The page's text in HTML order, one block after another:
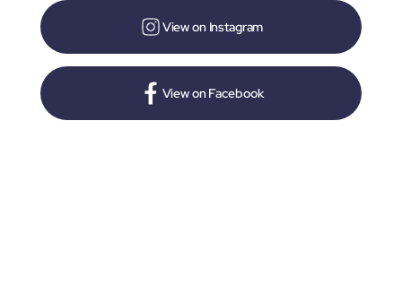
View on Instagram
View on Facebook